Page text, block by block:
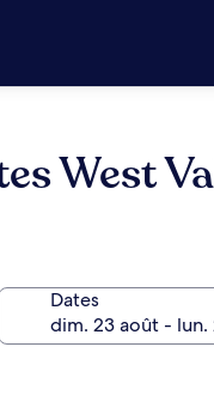
West
Dates